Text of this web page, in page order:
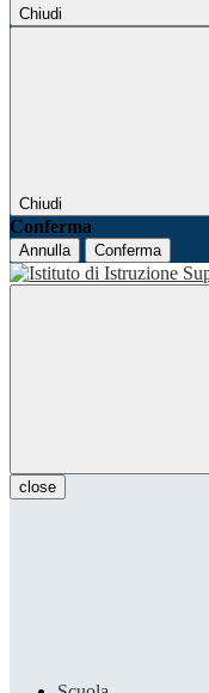
Chiudi
Chiudi
Conferma
Annulla Conferma
close